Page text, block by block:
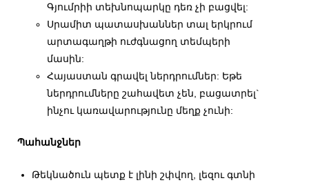
Գյումրիի տեխնոպարկը դեռ չի բացվել:
Սրամիտ պատասխաններ տալ երկրում
արտագաղթի ուժգնացող տեմպերի
մասին:
Հայաստան գրավել ներդրումներ: Եթե
ներդրումները շահավետ չեն, բացատրել`
ինչու կառավարությունը մեղք չունի:
Պահանջներ
Թեկնածուն պետք է լինի շփվող, լեզու գտնի